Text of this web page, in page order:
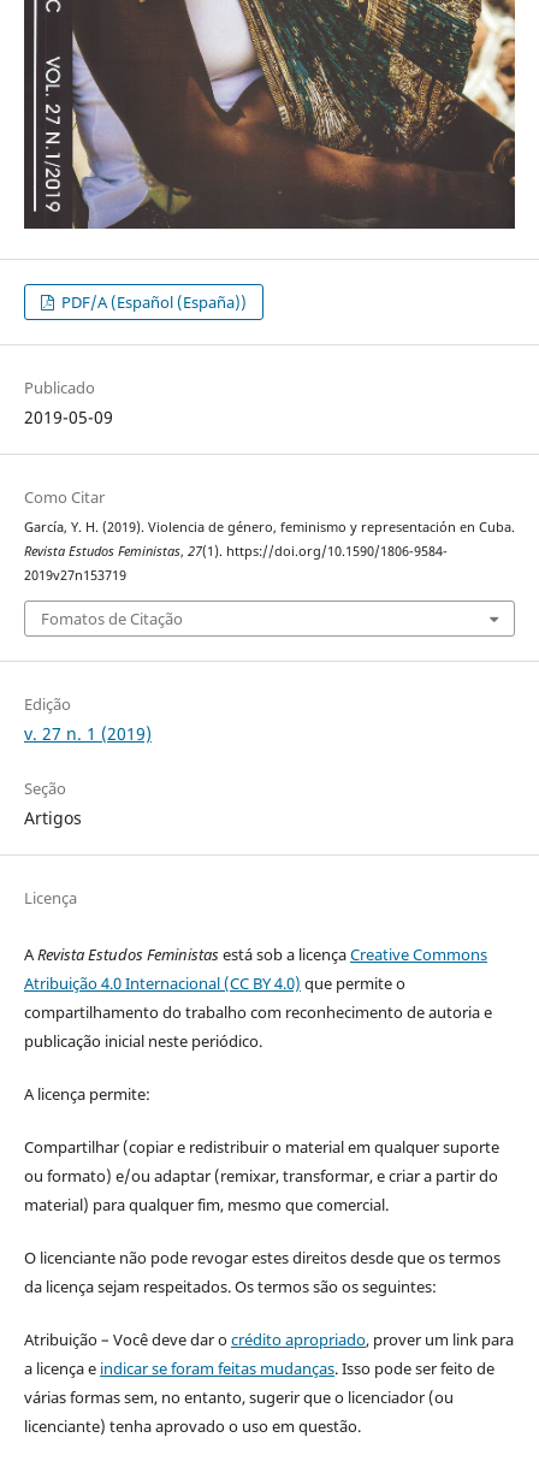
PDF/A (Español (España))
Publicado
2019-05-09
Como Citar
García, Y. H. (2019). Violencia de género, feminismo y representación en Cuba.
Revista Estudos Feministas, 27(1). https://doi.org/10.1590/1806-9584-
2019v27n153719
Fomatos de Citação
Edição
v. 27 n. 1 (2019)
Seção
Artigos
Licença
ARevista Estudos Feministasestá sob a licençaCreative Commons
Atribuição 4.0 Internacional (CC BY 4.0) que permite o
compartilhamento do trabalho com reconhecimento de autoria e
publicação inicial neste periódico.
A licença permite:
Compartilhar (copiar e redistribuir o material em qualquer suporte
ou formato) e/ou adaptar (remixar, transformar, e criar a partir do
material) para qualquer fim, mesmo que comercial.
O licenciante não pode revogar estes direitos desde que os termos
da licença sejam respeitados. Os termos são os seguintes:
Atribuição – Você deve dar ocrédito apropriado, prover um link para
a licença e indicar se foram feitas mudanças. Isso pode ser feito de
várias formas sem, no entanto, sugerir que o licenciador (ou
licenciante) tenha aprovado o uso em questão.